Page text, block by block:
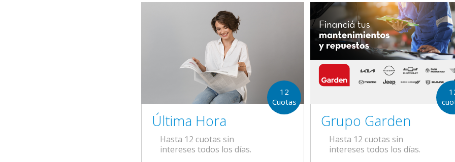
12
Cuotas
Última Hora
Hasta 12 cuotas sin
intereses todos los días.
Grupo Garden
Hasta 12 cuotas sin
intereses todos los días.